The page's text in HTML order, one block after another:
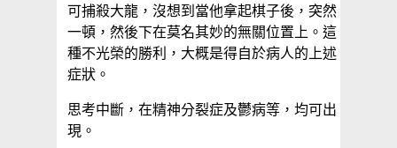
可捕殺大龍，沒想到當他拿起棋子後，突然
一頓，然後下在莫名其妙的無關位置上。這
種不光榮的勝利，大概是得自於病人的上述
症狀。
思考中斷，在精神分裂症及鬱病等，均可出
現。